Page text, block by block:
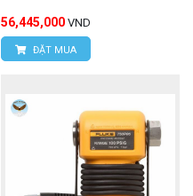
56,445,000 VND
ĐẶT MUA